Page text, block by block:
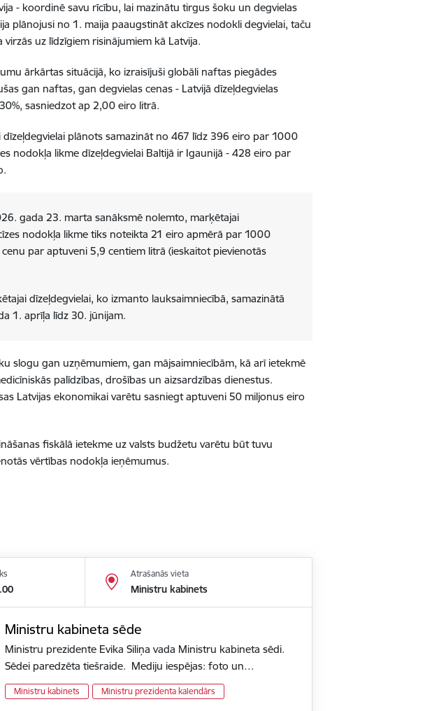
- koordinē savu rīcību, lai mazinātu tirgus šoku un degvielas
plānojusi no 1. maija paaugstināt akcīzes nodokli degvielai, taču
uz līdzīgiem risinājumiem kā Latvija.
ārkārtas situācijā, ko izraisījuši globāli naftas piegādes
gan naftas, gan degvielas cenas - Latvijā dīzeļdegvielas
sasniedzot ap 2,00 eiro litrā.
plānots samazināt no 467 līdz 396 eiro par 1000
nodokļa likme dīzeļdegvielai Baltijā ir Igaunijā - 428 eiro par
gada 23. marta sanāksmē nolemto, marķētajai
nodokļa likme tiks noteikta 21 eiro apmērā par 1000
par aptuveni 5,9 centiem litrā (ieskaitot pievienotās
dīzeļdegvielai, ko izmanto lauksaimniecībā, samazinātā
1. aprīļa līdz 30. jūnijam.
slogu gan uzņēmumiem, gan mājsaimniecībām, kā arī ietekmē
palīdzības, drošības un aizsardzības dienestus.
Latvijas ekonomikai varētu sasniegt aptuveni 50 miljonus eiro
fiskālā ietekme uz valsts budžetu varētu būt tuvu
vērtības nodokļa ieņēmumus.
Atrašanās vieta
Ministru kabinets
Ministru kabineta sēde
Ministru prezidente Evika Siliņa vada Ministru kabineta sēdi.
Sēdei paredzēta tiešraide. Mediju iespējas: foto un…
Ministru kabinets Ministru prezidenta kalendārs